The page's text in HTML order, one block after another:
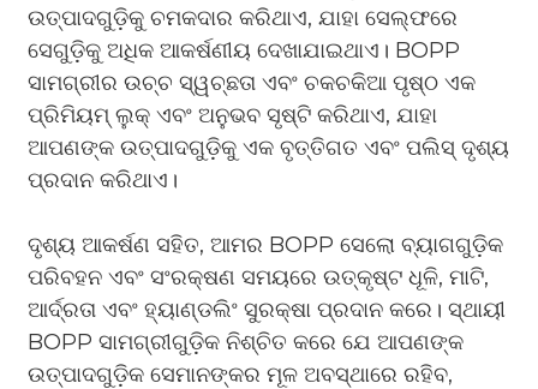
ଉତ୍ପାଦଗୁଡ଼ିକୁ ଚମକଦାର କରିଥାଏ, ଯାହା ସେଲ୍ଫରେ
ସେଗୁଡ଼ିକୁ ଅଧିକ ଆକର୍ଷଣୀୟ ଦେଖାଯାଇଥାଏ। BOPP
ସାମଗ୍ରୀର ଉଚ୍ଚ ସ୍ୱଚ୍ଛତା ଏବଂ ଚକଚକିଆ ପୃଷ୍ଠ ଏକ
ପ୍ରିମିୟମ୍ ଲୁକ୍ ଏବଂ ଅନୁଭବ ସୃଷ୍ଟି କରିଥାଏ, ଯାହା
ଆପଣଙ୍କ ଉତ୍ପାଦଗୁଡ଼ିକୁ ଏକ ବୃତ୍ତିଗତ ଏବଂ ପଲିସ୍ ଦୃଶ୍ୟ
ପ୍ରଦାନ କରିଥାଏ।
ଦୃଶ୍ୟ ଆକର୍ଷଣ ସହିତ, ଆମର BOPP ସେଲୋ ବ୍ୟାଗଗୁଡ଼ିକ
ପରିବହନ ଏବଂ ସଂରକ୍ଷଣ ସମୟରେ ଉତ୍କୃଷ୍ଟ ଧୂଳି, ମାଟି,
ଆର୍ଦ୍ରତା ଏବଂ ହ୍ୟାଣ୍ଡଲିଂ ସୁରକ୍ଷା ପ୍ରଦାନ କରେ। ସ୍ଥାୟୀ
BOPP ସାମଗ୍ରୀଗୁଡ଼ିକ ନିଶ୍ଚିତ କରେ ଯେ ଆପଣଙ୍କ
ଉତ୍ପାଦଗୁଡ଼ିକ ସେମାନଙ୍କର ମୂଳ ଅବସ୍ଥାରେ ରହିବ,